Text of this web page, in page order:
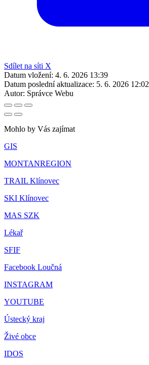
Sdílet na síti X
Datum vložení: 4. 6. 2026 13:39
Datum poslední aktualizace: 5. 6. 2026 12:02
Autor: Správce Webu
Mohlo by Vás zajímat
GIS
MONTANREGION
TRAIL Klínovec
SKI Klínovec
MAS SZK
Lékař
SFIF
Facebook Loučná
INSTAGRAM
YOUTUBE
Ústecký kraj
Živé obce
IDOS